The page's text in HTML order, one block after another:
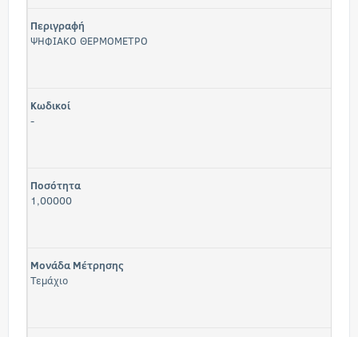
Περιγραφή
ΨΗΦΙΑΚΟ ΘΕΡΜΟΜΕΤΡΟ
Κωδικοί
-
Ποσότητα
1,00000
Μονάδα Μέτρησης
Τεμάχιο